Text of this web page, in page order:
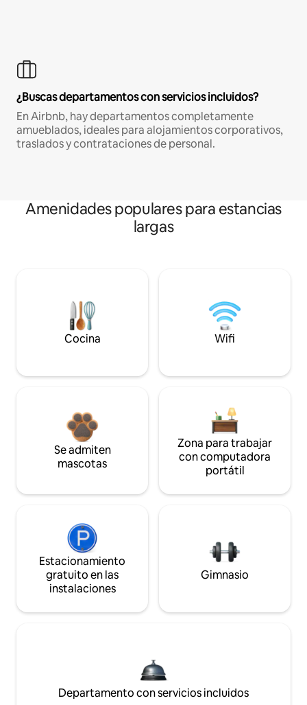
¿Buscas departamentos con servicios incluidos?
En Airbnb, hay departamentos completamente
amueblados, ideales para alojamientos corporativos,
traslados y contrataciones de personal.
Amenidades populares para estancias
largas
Cocina Wifi
Se admiten
mascotas
Zona para trabajar
con computadora
portátil
Estacionamiento
gratuito en las
instalaciones
Gimnasio
Departamento con servicios incluidos